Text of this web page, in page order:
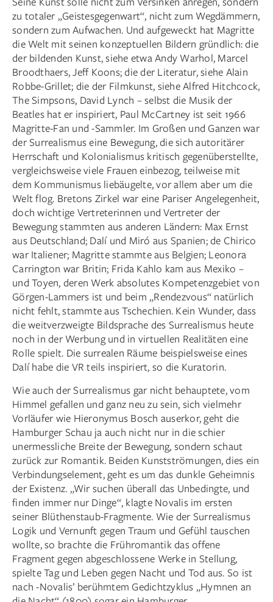
zu totaler „Geistesgegenwart“, nicht zum Wegdämmern,
sondern zum Aufwachen. Und aufgeweckt hat Magritte
die Welt mit seinen konzeptuellen Bildern gründlich: die
der bildenden Kunst, siehe etwa Andy Warhol, Marcel
Broodthaers, Jeff Koons; die der Literatur, siehe Alain
Robbe-Grillet; die der Filmkunst, siehe Alfred Hitchcock,
The Simpsons, David Lynch – selbst die Musik der
Beatles hat er inspiriert, Paul McCartney ist seit 1966
Magritte-Fan und -Sammler. Im Großen und Ganzen war
der Surrealismus eine Bewegung, die sich autoritärer
Herrschaft und Kolonialismus kritisch gegenüberstellte,
vergleichsweise viele Frauen einbezog, teilweise mit
dem Kommunismus liebäugelte, vor allem aber um die
Welt flog. Bretons Zirkel war eine Pariser Angelegenheit,
doch wichtige Vertreterinnen und Vertreter der
Bewegung stammten aus anderen Ländern: Max Ernst
aus Deutschland; Dalí und Miró aus Spanien; de Chirico
war Italiener; Magritte stammte aus Belgien; Leonora
Carrington war Britin; Frida Kahlo kam aus Mexiko –
und Toyen, deren Werk absolutes Kompetenzgebiet von
Görgen-Lammers ist und beim „Rendezvous“ natürlich
nicht fehlt, stammte aus Tschechien. Kein Wunder, dass
die weitverzweigte Bildsprache des Surrealismus heute
noch in der Werbung und in virtuellen Realitäten eine
Rolle spielt. Die surrealen Räume beispielsweise eines
Dalí habe die VR teils inspiriert, so die Kuratorin.
Wie auch der Surrealismus gar nicht behauptete, vom
Himmel gefallen und ganz neu zu sein, sich vielmehr
Vorläufer wie Hieronymus Bosch auserkor, geht die
Hamburger Schau ja auch nicht nur in die schier
unermessliche Breite der Bewegung, sondern schaut
zurück zur Romantik. Beiden Kunstströmungen, dies ein
Verbindungselement, geht es um das dunkle Geheimnis
der Existenz. „Wir suchen überall das Unbedingte, und
finden immer nur Dinge“, klagte Novalis im ersten
seiner Blüthenstaub-Fragmente. Wie der Surrealismus
Logik und Vernunft gegen Traum und Gefühl tauschen
wollte, so brachte die Frühromantik das offene
Fragment gegen abgeschlossene Werke in Stellung,
spielte Tag und Leben gegen Nacht und Tod aus. So ist
nach -Novalis’ berühmtem Gedichtzyklus „Hymnen an